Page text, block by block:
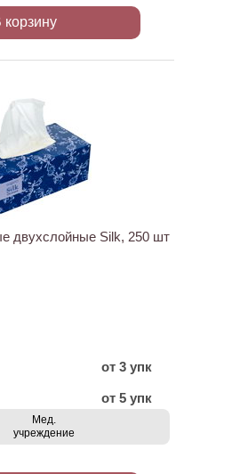
корзину
двухслойные Silk, 250 шт
от 3 упк
от 5 упк
Мед.
учреждение